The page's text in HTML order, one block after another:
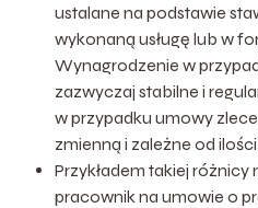
ustalane na podstawie
wykonaną usługę lub w
Wynagrodzenie w
zazwyczaj stabilne i
w przypadku umowy
zmienną i zależne od
Przykładem takiej
pracownik na umowie o